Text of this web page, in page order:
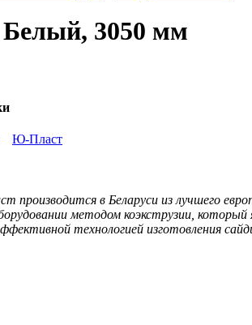
3050 мм
Ю-Пласт
производится в Беларуси из лучшего
методом коэкструзии, который
технологией изготовления